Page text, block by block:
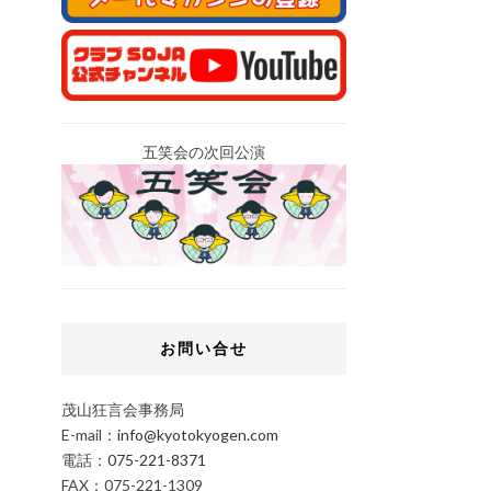
五笑会の次回公演
お問い合せ
茂山狂言会事務局
E-mail： info@kyotokyogen.com
電話： 075-221-8371
FAX：075-221-1309